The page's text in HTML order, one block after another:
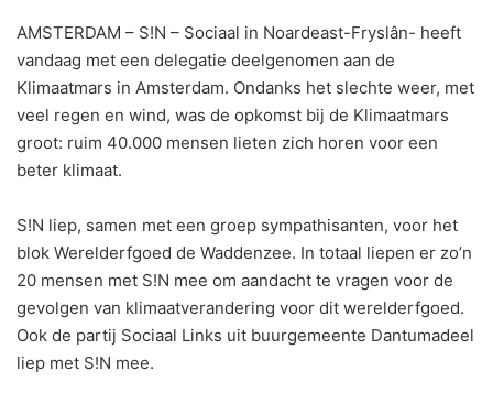
AMSTERDAM – S!N – Sociaal in Noardeast-Fryslân- heeft
vandaag met een delegatie deelgenomen aan de
Klimaatmars in Amsterdam. Ondanks het slechte weer, met
veel regen en wind, was de opkomst bij de Klimaatmars
groot: ruim 40.000 mensen lieten zich horen voor een
beter klimaat.
S!N liep, samen met een groep sympathisanten, voor het
blok Werelderfgoed de Waddenzee. In totaal liepen er zo’n
20 mensen met S!N mee om aandacht te vragen voor de
gevolgen van klimaatverandering voor dit werelderfgoed.
Ook de partij Sociaal Links uit buurgemeente Dantumadeel
liep met S!N mee.